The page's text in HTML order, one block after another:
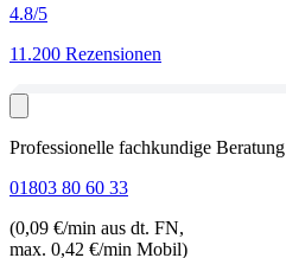
4.8/5
11.200 Rezensionen
Professionelle fachkundige Beratung
01803 80 60 33
(0,09 €/min aus dt. FN,
max. 0,42 €/min Mobil)